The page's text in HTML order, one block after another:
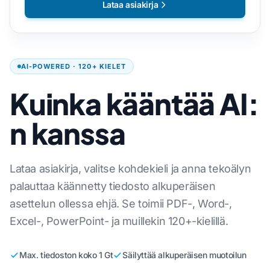
AI-POWERED · 120+ KIELET
Kuinka kääntää AI:
n kanssa
Lataa asiakirja, valitse kohdekieli ja anna tekoälyn
palauttaa käännetty tiedosto alkuperäisen
asettelun ollessa ehjä. Se toimii PDF-, Word-,
Excel-, PowerPoint- ja muillekin 120+-kielillä.
Max. tiedoston koko 1 Gt Säilyttää alkuperäisen muotoilun
Lataa asiakirja